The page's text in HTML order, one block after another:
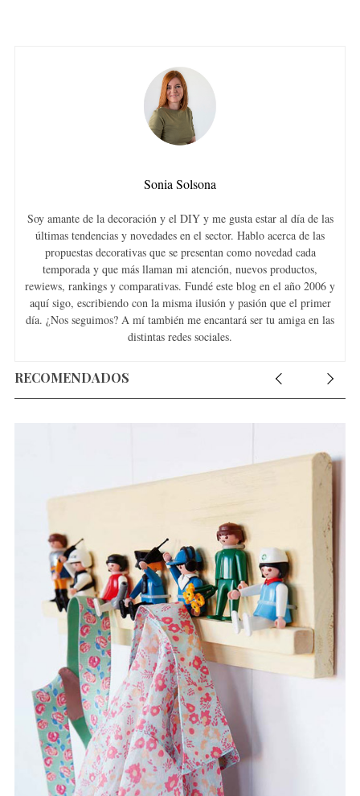
Sonia Solsona
Soy amante de la decoración y el DIY y me gusta estar al día de las
últimas tendencias y novedades en el sector. Hablo acerca de las
propuestas decorativas que se presentan como novedad cada
temporada y que más llaman mi atención, nuevos productos,
rewiews, rankings y comparativas. Fundé este blog en el año 2006 y
aquí sigo, escribiendo con la misma ilusión y pasión que el primer
día. ¿Nos seguimos? A mí también me encantará ser tu amiga en las
distintas redes sociales.
RECOMENDADOS